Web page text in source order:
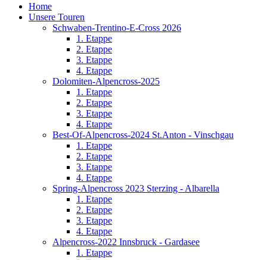
Home
Unsere Touren
Schwaben-Trentino-E-Cross 2026
1. Etappe
2. Etappe
3. Etappe
4. Etappe
Dolomiten-Alpencross-2025
1. Etappe
2. Etappe
3. Etappe
4. Etappe
Best-Of-Alpencross-2024 St.Anton - Vinschgau
1. Etappe
2. Etappe
3. Etappe
4. Etappe
Spring-Alpencross 2023 Sterzing - Albarella
1. Etappe
2. Etappe
3. Etappe
4. Etappe
Alpencross-2022 Innsbruck - Gardasee
1. Etappe